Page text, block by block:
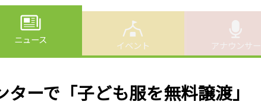
ニュース イベント アナウンサー
ーで「子ども服を無料譲渡」